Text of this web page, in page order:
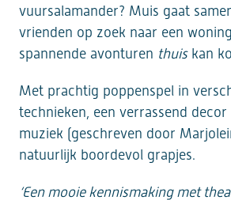
vuursalamander? Muis gaat
vrienden op zoek naar een
spannende avonturen thuiskan
Met prachtig poppenspel in
technieken, een verrassend
muziek (geschreven door
natuurlijk boordevol grapjes.
‘Een mooie kennismaking met